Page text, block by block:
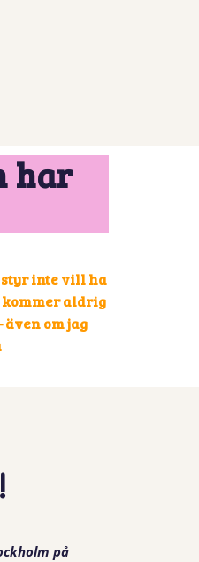
har
inte vill ha
kommer aldrig
om jag
på